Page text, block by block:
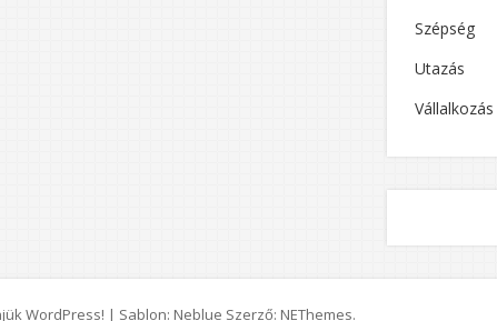
Szépség
Utazás
Vállalkozás
WordPress! | Sablon: Neblue Szerző: NEThemes.